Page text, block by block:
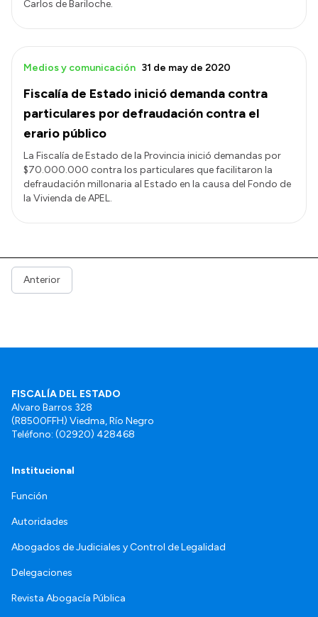
Carlos de Bariloche.
Fiscalía de Estado inició demanda contra
particulares por defraudación contra el
erario público
Medios y comunicación 31 de may de 2020
La Fiscalía de Estado de la Provincia inició demandas por
$70.000.000 contra los particulares que facilitaron la
defraudación millonaria al Estado en la causa del Fondo de
la Vivienda de APEL.
Anterior
FISCALÍA DEL ESTADO
Alvaro Barros 328
(R8500FFH) Viedma, Río Negro
Teléfono: (02920) 428468
Institucional
Función
Autoridades
Abogados de Judiciales y Control de Legalidad
Delegaciones
Revista Abogacía Pública